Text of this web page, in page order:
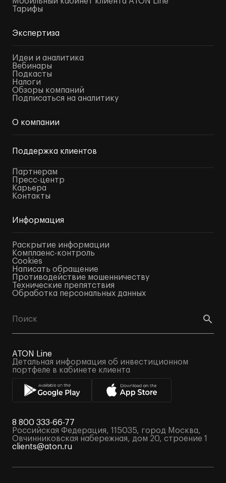
Тарифы
Экспертиза
Идеи и аналитика
Вебинары
Подкасты
Налоги
Обзоры компаний
Подписаться на аналитику
О компании
Поддержка клиентов
Партнерам
Пресс-центр
Карьера
Контакты
Информация
Раскрытие информации
Комплаенс-контроль
Cookies
Написать обращение
Противодействие мошенничеству
Технические препятствия
Обработка персональных данных
ATON Line
Детальная информация об инвестиционном
портфеле в кабинете клиента
8 800 333-66-77
Российская Федерация, 115035, город Москва,
Овчинниковская набережная, дом 20, строение 1
clients@aton.ru